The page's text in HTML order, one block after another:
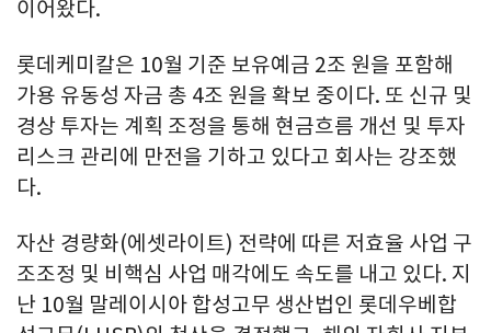
이어왔다.
롯데케미칼은 10월 기준 보유예금 2조 원을 포함해
가용 유동성 자금 총 4조 원을 확보 중이다. 또 신규 및
경상 투자는 계획 조정을 통해 현금흐름 개선 및 투자
리스크 관리에 만전을 기하고 있다고 회사는 강조했
다.
자산 경량화(에셋라이트) 전략에 따른 저효율 사업 구
조조정 및 비핵심 사업 매각에도 속도를 내고 있다. 지
난 10월 말레이시아 합성고무 생산법인 롯데우베합